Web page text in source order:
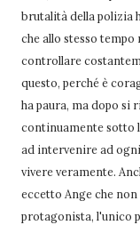
brutalità della polizia
che allo stesso
controllare
questo, perché è
ha paura, ma dopo si
continuamente sotto
ad intervenire ad
vivere veramente.
eccetto Ange che
protagonista, l'unico